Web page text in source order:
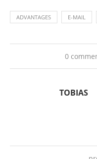
ADVANTAGES E-MAIL
0
TOBIAS